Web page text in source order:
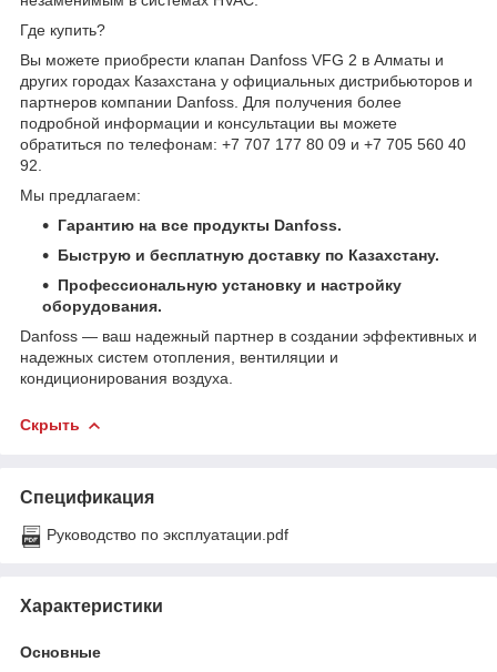
Где купить?
Вы можете приобрести клапан Danfoss VFG 2 в Алматы и
других городах Казахстана у официальных дистрибьюторов и
партнеров компании Danfoss. Для получения более
подробной информации и консультации вы можете
обратиться по телефонам: +7 707 177 80 09 и +7 705 560 40
92.
Мы предлагаем:
Гарантию на все продукты Danfoss.
Быструю и бесплатную доставку по Казахстану.
Профессиональную установку и настройку
оборудования.
Danfoss — ваш надежный партнер в создании эффективных и
надежных систем отопления, вентиляции и
кондиционирования воздуха.
Скрыть
Спецификация
Руководство по эксплуатации.pdf
Характеристики
Основные